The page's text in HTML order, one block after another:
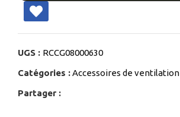
UGS : RCCG08000630
Catégories :Accessoires de ventilation
Partager :